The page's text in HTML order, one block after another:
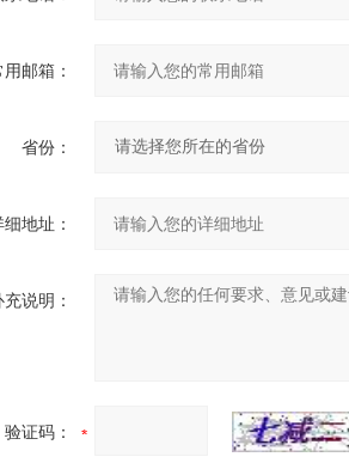
用邮箱：
省份：
细地址：
充说明：
验证码：